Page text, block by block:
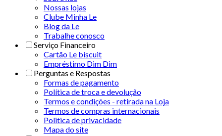
Nossas lojas
Clube Minha Le
Blog da Le
Trabalhe conosco
Serviço Financeiro
Cartão Le biscuit
Empréstimo Dim Dim
Perguntas e Respostas
Formas de pagamento
Política de troca e devolução
Termos e condições - retirada na Loja
Termos de compras internacionais
Politica de privacidade
Mapa do site